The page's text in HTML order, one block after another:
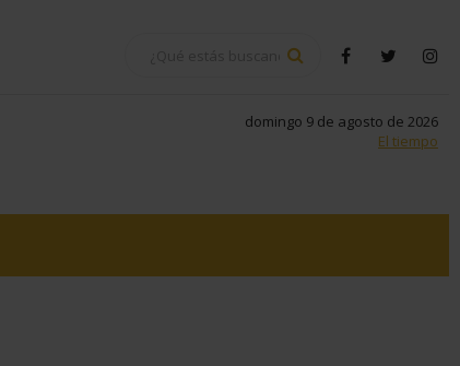
BUSCARfacebooktwitter
domingo 9 de agosto de 2026
El tiempo